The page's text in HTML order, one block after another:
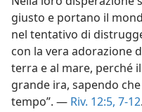
giusto e portano il
nel tentativo di
con la vera adorazione
terra e al mare, perché
grande ira, sapendo
tempo”. — Riv. 12:5, 7-12.